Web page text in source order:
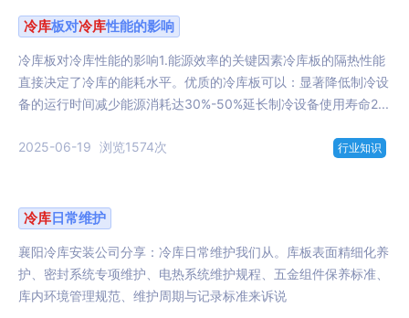
冷库板对冷库性能的影响
冷库板对冷库性能的影响1.能源效率的关键因素冷库板的隔热性能
直接决定了冷库的能耗水平。优质的冷库板可以：显著降低制冷设
备的运行时间减少能源消耗达30%-50%延长制冷设备使用寿命2...
2025-06-19 浏览1574次 行业知识
冷库日常维护
襄阳冷库安装公司分享：冷库日常维护我们从。库板表面精细化养
护、密封系统专项维护、电热系统维护规程、五金组件保养标准、
库内环境管理规范、维护周期与记录标准来诉说